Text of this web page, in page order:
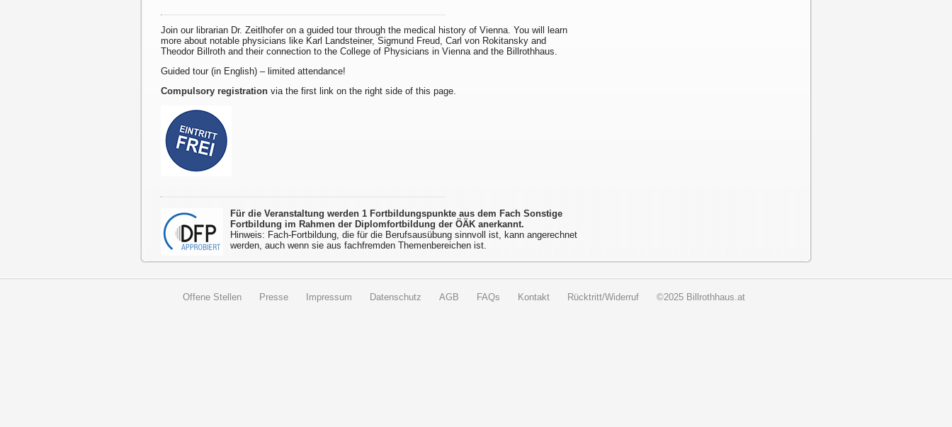
Join our librarian Dr. Zeitlhofer on a guided tour through the medical history of Vienna. You will learn
more about notable physicians like Karl Landsteiner, Sigmund Freud, Carl von Rokitansky and
Theodor Billroth and their connection to the College of Physicians in Vienna and the Billrothhaus.
Guided tour (in English) – limited attendance!
Compulsory registration via the first link on the right side of this page.
Für die Veranstaltung werden 1 Fortbildungspunkte aus dem Fach Sonstige
Fortbildung im Rahmen der Diplomfortbildung der ÖÄK anerkannt.
Hinweis: Fach-Fortbildung, die für die Berufsausübung sinnvoll ist, kann angerechnet
werden, auch wenn sie aus fachfremden Themenbereichen ist.
Offene Stellen Presse Impressum Datenschutz AGB FAQs Kontakt Rücktritt/Widerruf ©2025 Billrothhaus.at